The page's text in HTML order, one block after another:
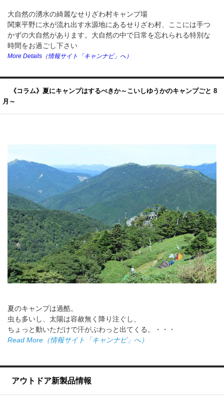
大自然の湧水の綺麗なせりざわ村キャンプ場
関東平野に水が流れ出す水源地にあるせりざわ村、ここには手つ
かずの大自然があります。大自然の中で日常を忘れられる特別な
時間をお過ごし下さい
More Details（情報サイト「キャンナビ」へ）
《コラム》夏にキャンプはするべきか～こいしゆうかのキャンプごと 8
月～
夏のキャンプは過酷。
虫も多いし、太陽は容赦無く降り注ぐし、
ちょっと動いただけで汗がぶわっと出てくる。・・・
Read More（情報サイト「キャンナビ」へ）
アウトドア新製品情報